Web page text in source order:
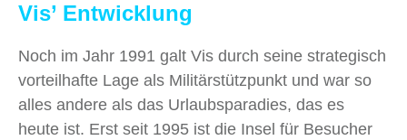
Vis’ Entwicklung
Noch im Jahr 1991 galt Vis durch seine strategisch
vorteilhafte Lage als Militärstützpunkt und war so
alles andere als das Urlaubsparadies, das es
heute ist. Erst seit 1995 ist die Insel für Besucher